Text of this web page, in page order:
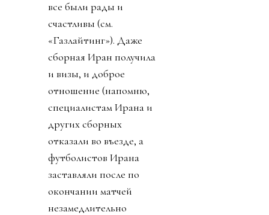
все были рады и
счастливы (см.
«Газлайтинг»). Даже
сборная Иран получила
и визы, и доброе
отношение (напомню,
специалистам Ирана и
других сборных
отказали во въезде, а
футболистов Ирана
заставляли после по
окончании матчей
незамедлительно